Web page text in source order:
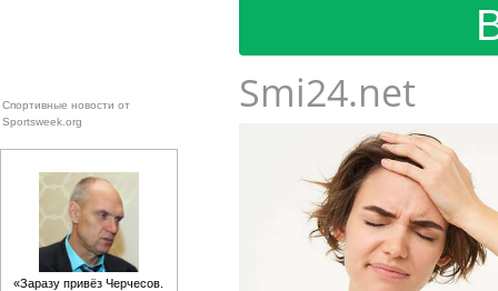
Smi24.net
Спортивные новости от
Sportsweek.org
«Заразу привёз Черчесов.